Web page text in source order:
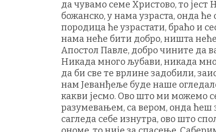
да чувамо семе Христово, то јест
божанско, у нама узраста, онда
породица ће узрастати, браћо и
нама неће бити добро, ништа
Апостол Павле, добро чините да
Никада много љубави, никада
да би све те врлине задобили,
нам Јеванђеље буде наше
какви јесмо. Ово што ми можемо
разумевањем, са вером, онда ћеш
сагледа себе изнутра, ово што